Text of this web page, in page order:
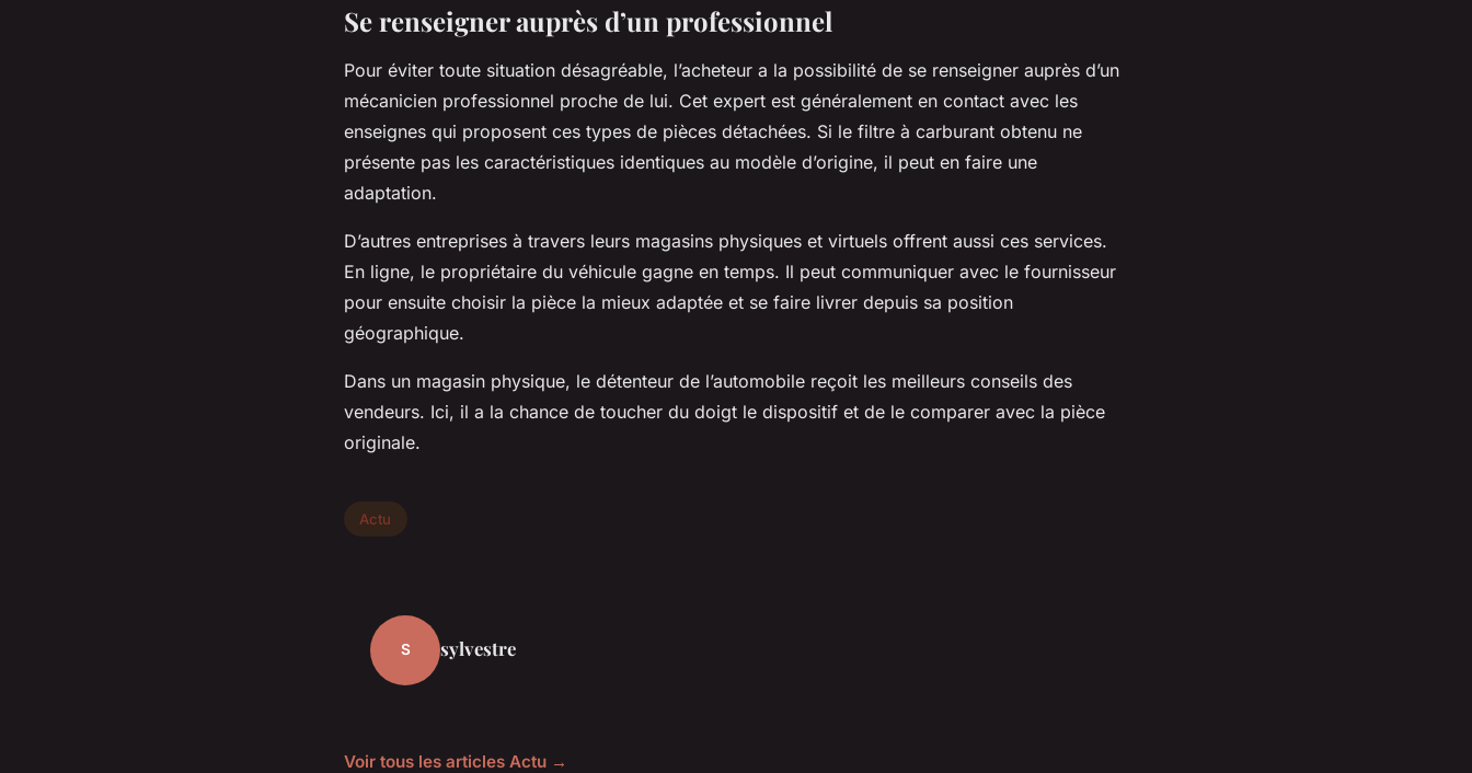
Se renseigner auprès d’un professionnel
Pour éviter toute situation désagréable, l’acheteur a la possibilité de se renseigner auprès d’un
mécanicien professionnel proche de lui. Cet expert est généralement en contact avec les
enseignes qui proposent ces types de pièces détachées. Si le filtre à carburant obtenu ne
présente pas les caractéristiques identiques au modèle d’origine, il peut en faire une
adaptation.
D’autres entreprises à travers leurs magasins physiques et virtuels offrent aussi ces services.
En ligne, le propriétaire du véhicule gagne en temps. Il peut communiquer avec le fournisseur
pour ensuite choisir la pièce la mieux adaptée et se faire livrer depuis sa position
géographique.
Dans un magasin physique, le détenteur de l’automobile reçoit les meilleurs conseils des
vendeurs. Ici, il a la chance de toucher du doigt le dispositif et de le comparer avec la pièce
originale.
Actu
S sylvestre
Voir tous les articles Actu →